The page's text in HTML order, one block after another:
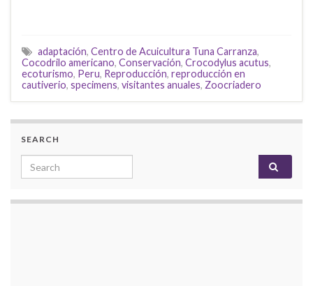
adaptación, Centro de Acuicultura Tuna Carranza,
Cocodrilo americano, Conservación, Crocodylus acutus,
ecoturismo, Peru, Reproducción, reproducción en
cautiverio, specimens, visitantes anuales, Zoocriadero
SEARCH
Search for: